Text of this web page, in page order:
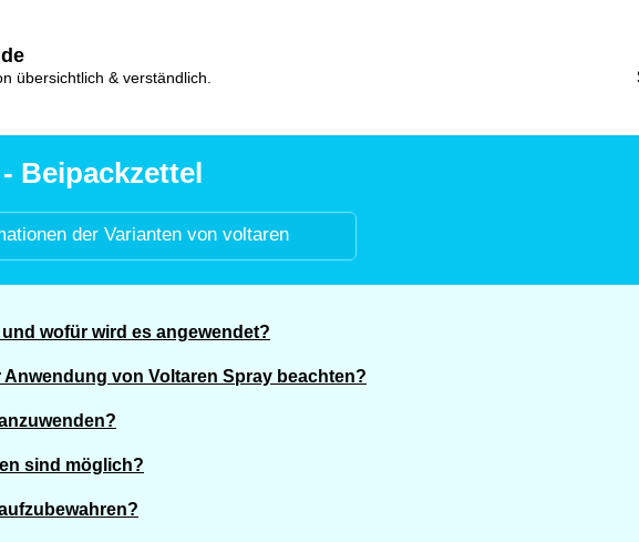
übersichtlich & verständlich.
Beipackzettel
der Varianten von voltaren
wofür wird es angewendet?
Anwendung von Voltaren Spray beachten?
sind möglich?